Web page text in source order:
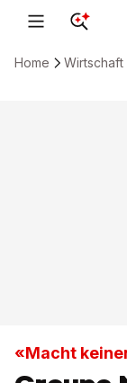
Home Wirtschaft
«Macht